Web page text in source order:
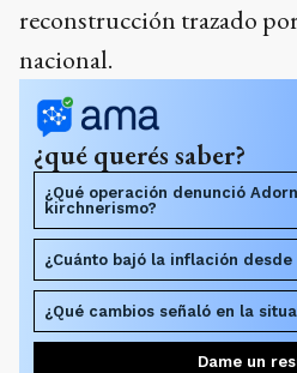
reconstrucción trazado
nacional.
¿qué querés saber?
¿Qué operación denunció
kirchnerismo?
¿Cuánto bajó la inflación
¿Qué cambios señaló en la
Dame un